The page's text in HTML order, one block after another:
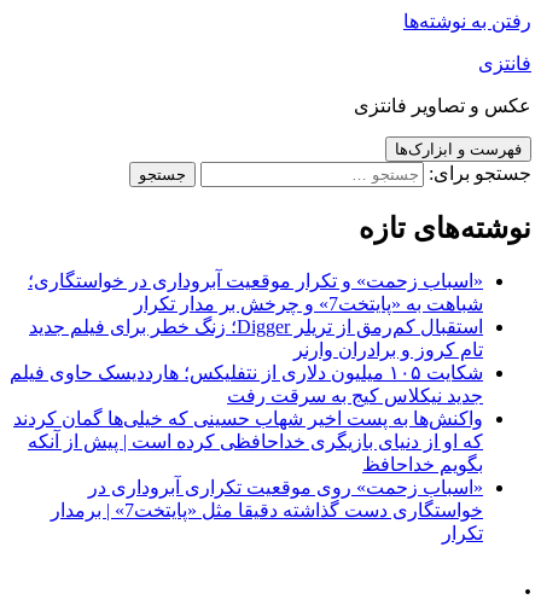
رفتن به نوشته‌ها
فانتزی
عکس و تصاویر فانتزی
فهرست و ابزارک‌ها
جستجو برای:
نوشته‌های تازه
«اسباب زحمت» و تکرار موقعیت آبروداری در خواستگاری؛
شباهت به «پایتخت7» و چرخش بر مدار تکرار
استقبال کم‌رمق از تریلر Digger؛ زنگ خطر برای فیلم جدید
تام کروز و برادران وارنر
شکایت ۱۰۵ میلیون دلاری از نتفلیکس؛ هارددیسک حاوی فیلم
جدید نیکلاس کیج به سرقت رفت
واکنش‌ها به پست اخیر شهاب حسینی که خیلی‌ها گمان کردند
که او از دنیای بازیگری خداحافظی کرده است | پیش از آنکه
بگویم خداحافظ
«اسباب زحمت» روی موقعیت تکراری آبروداری در
خواستگاری دست گذاشته دقیقا مثل «پایتخت7» | برمدار
تکرار
.